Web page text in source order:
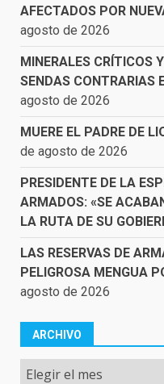
AFECTADOS POR
agosto de 2026
MINERALES CRÍTICOS
SENDAS CONTRARIAS
agosto de 2026
MUERE EL PADRE DE
de agosto de 2026
PRESIDENTE DE LA
ARMADOS: «SE
LA RUTA DE SU
LAS RESERVAS DE
PELIGROSA MENGUA
agosto de 2026
ARCHIVO
Archivo